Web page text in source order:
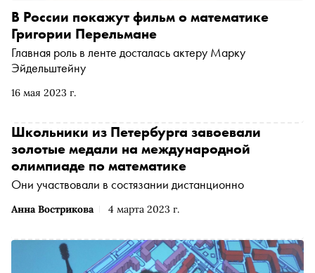
16 мая 2023 г.
В России покажут фильм о математике
Григории Перельмане
Главная роль в ленте досталась актеру Марку
Эйдельштейну
Анна Вострикова 4 марта 2023 г.
Школьники из Петербурга завоевали
золотые медали на международной
олимпиаде по математике
Они участвовали в состязании дистанционно